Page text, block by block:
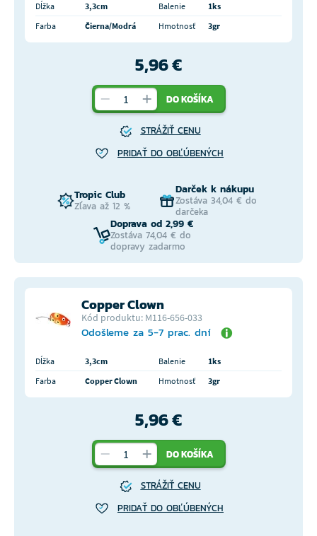
Dĺžka 3,3cm Balenie
1ks
Farba
Čierna/Modrá Hmotnosť 3gr
5,96 €
DO KOŠÍKA
STRÁŽIŤ CENU
PRIDAŤ DO OBĽÚBENÝCH
Tropic Club
Zľava až 12 %
Darček k nákupu
Zostáva 34,04 € do
darčeka
Doprava od 2,99 €
Zostáva 74,04 € do
dopravy zadarmo
Copper Clown
Kód produktu: M116-656-033
Odošleme za 5-7 prac. dní
Dĺžka 3,3cm Balenie
1ks
Farba
Copper Clown Hmotnosť 3gr
5,96 €
DO KOŠÍKA
STRÁŽIŤ CENU
PRIDAŤ DO OBĽÚBENÝCH